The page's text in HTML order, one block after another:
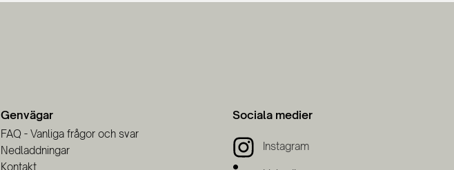
Genvägar
FAQ - Vanliga frågor och svar
Nedladdningar
Kontakt
Sociala medier
Instagram